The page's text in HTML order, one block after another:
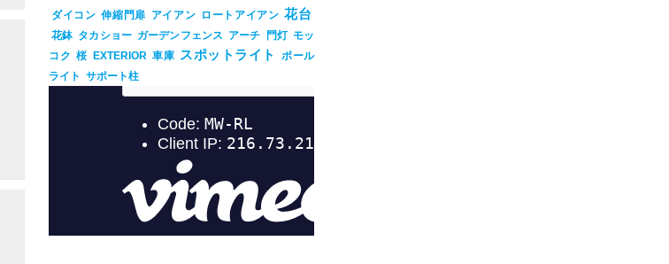
ダイコン 伸縮門扉 アイアン ロートアイアン 花台
花鉢 タカショー ガーデンフェンス アーチ 門灯 モッ
コク 桜 EXTERIOR 車庫 スポットライト
ポール
ライト サポート柱